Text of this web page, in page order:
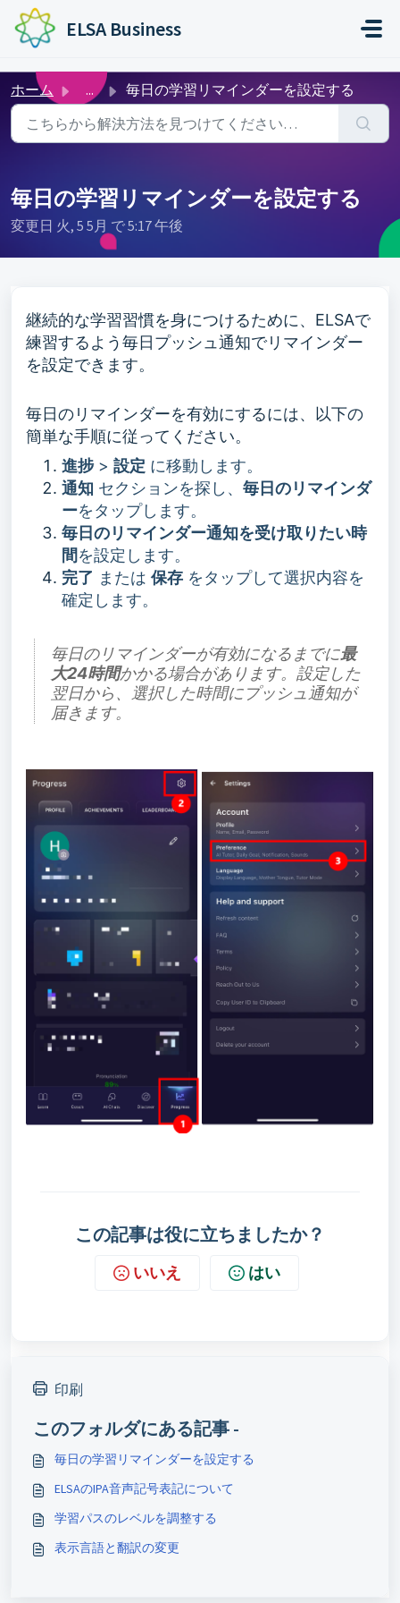
メインコンテンツに移動
ELSA Business
ホーム ... 毎日の学習リマインダーを設定する
毎日の学習リマインダーを設定する
変更日 火, 5 5月 で 5:17 午後
継続的な学習習慣を身につけるために、ELSAで
練習するよう毎日プッシュ通知でリマインダー
を設定できます。
毎日のリマインダーを有効にするには、以下の
簡単な手順に従ってください。
進捗> 設定 に移動します。
通知 セクションを探し、 毎日のリマインダ
ーをタップします。
毎日のリマインダー通知を受け取りたい時
間を設定します。
完了 または 保存 をタップして選択内容を
確定します。
毎日のリマインダーが有効になるまでに最
大24時間かかる場合があります。設定した
翌日から、選択した時間にプッシュ通知が
届きます。
この記事は役に立ちましたか？
いいえ はい
印刷
このフォルダにある記事 -
毎日の学習リマインダーを設定する
ELSAのIPA音声記号表記について
学習パスのレベルを調整する
表示言語と翻訳の変更